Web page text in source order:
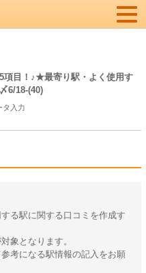
項目！♪★最寄り駅・よく使用す
6/18-(40)
タ入力
る駅に関する口コミを作成す
象となります。
考になる駅情報の記入をお願